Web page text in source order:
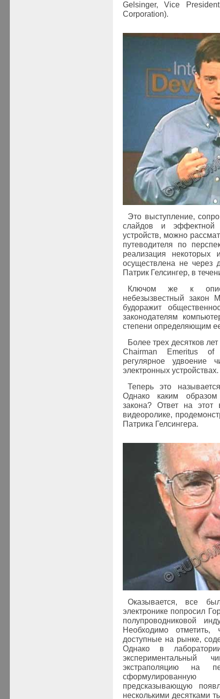
Gelsinger, Vice
Corporation).
Это выступление,
слайдов и эффектной
устройств, можно
путеводителя по
реализация некоторых
осуществлена не через
Патрик Гелсингер, в
Ключом же к
небезызвестный закон
будоражит
законодателям
степени определяющим
Более трех десятков
Chairman Emeritus of
регулярное удвоение
электронных устройствах.
Теперь это
Однако каким
закона? Ответ на
видеоролике,
Патрика Гелсингера.
Оказывается, все
электронике попросил
полупроводниковой
Необходимо
доступные на рынке,
Однако в
экстраполяцию на
предсказывающую
несколькими десятками